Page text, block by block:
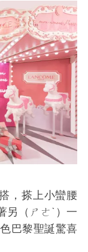
，搽上小蠻腰
另（ㄕㄜˋ）一
巴黎聖誕驚喜